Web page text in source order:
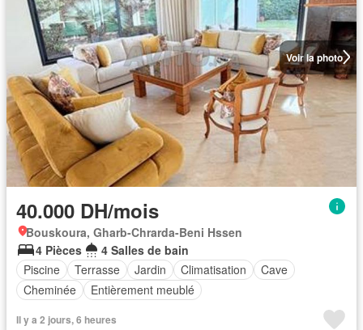
Voir la photo
40.000 DH/mois
Bouskoura, Gharb-Chrarda-Beni Hssen
4 Pièces
4 Salles de bain
Piscine
Terrasse Jardin Climatisation
Cave
Cheminée
Entièrement meublé
Il y a 2 jours, 6 heures